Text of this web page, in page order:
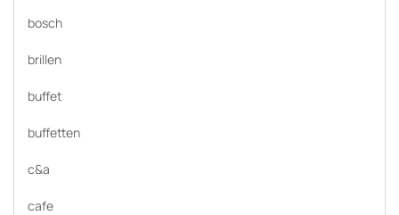
bosch
brillen
buffet
buffetten
c&a
cafe